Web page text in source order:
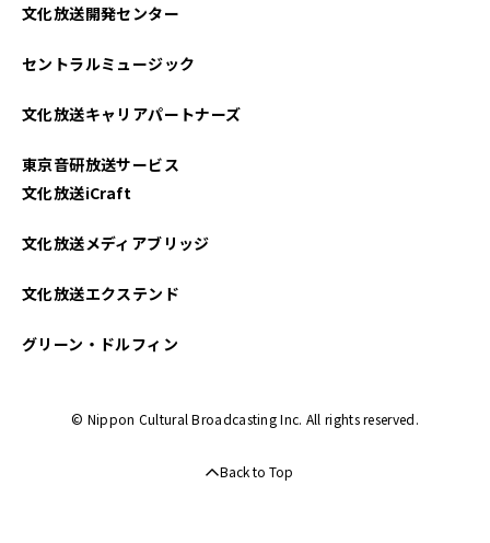
文化放送開発センター
セントラルミュージック
文化放送キャリアパートナーズ
東京音研放送サービス
文化放送iCraft
文化放送メディアブリッジ
文化放送エクステンド
グリーン・ドルフィン
© Nippon Cultural Broadcasting Inc. All rights reserved.
Back to Top